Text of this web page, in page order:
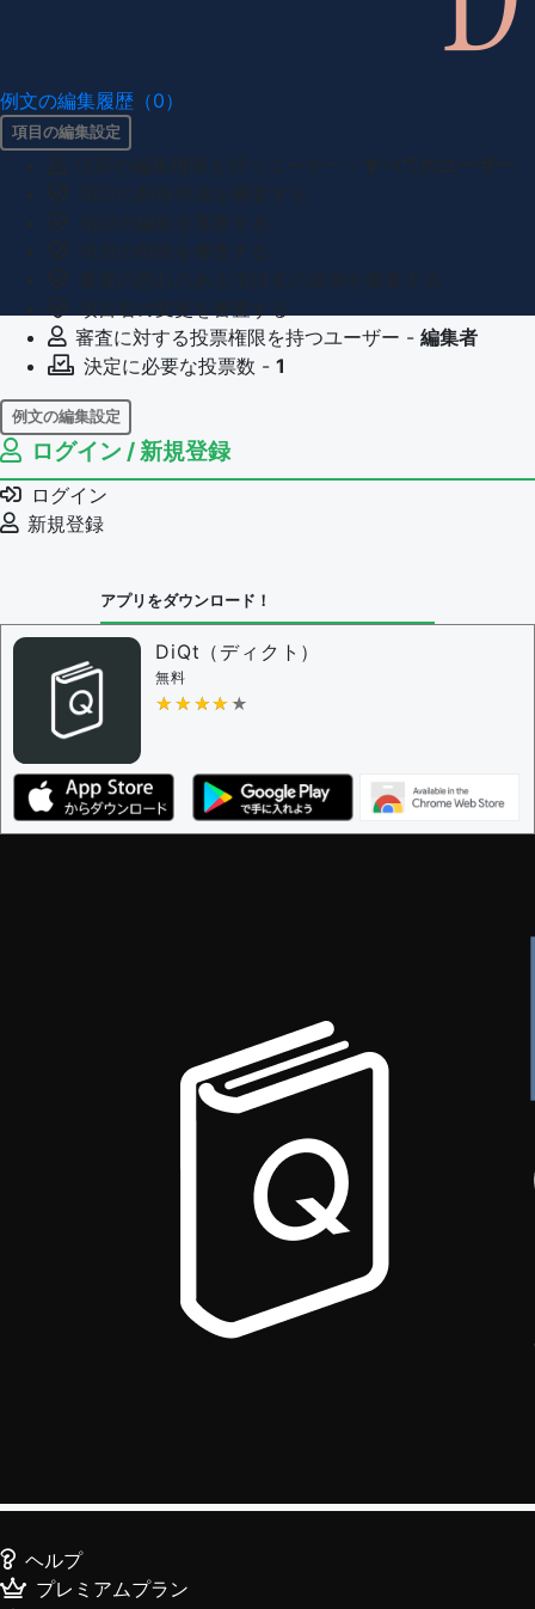
例文の編集履歴（0）
項目の編集設定
審査に対する投票権限を持つユーザー - 編集者
決定に必要な投票数 - 1
例文の編集設定
例文の編集権限を持つユーザー -
例文の削除を審査する
審査に対する投票権限を持つユーザー -
決定に必要な投票数 -
問題の編集権限を持つユーザー -すべてのユーザー
審査に対する投票権限を持つユーザー -
決定に必要な投票数 -
編集ガイドライン
ログイン / 新規登録
ログイン
新規登録
アプリをダウンロード！
DiQt（ディクト）
無料
★★★★★
★★★★★
ヘルプ
プレミアムプラン